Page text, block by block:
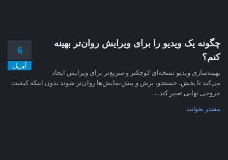
6
آوریل
چگونه یک ویدیو را برای ویرایش روان‌تر بهینه
کنم؟
بهینه‌سازی ویدیو نسخه‌ای کوچکتر و سریع‌تر برای ویرایش ایجاد
می‌کند تا پخش، جستجو، برش و پیش‌نمایش‌ها روان‌تر شوند بدون اینکه کیفیت
خروجی نهایی تغییر کند....
بیشتر بخوانید